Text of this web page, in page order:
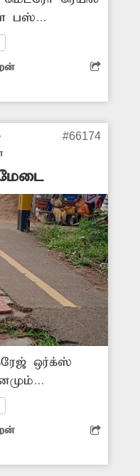
பஸ்
பஸ் ஏற
#66174
ஒர்க்ஸ்